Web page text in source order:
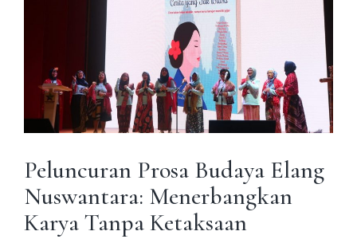
Peluncuran Prosa Budaya Elang
Nuswantara: Menerbangkan
Karya Tanpa Ketaksaan